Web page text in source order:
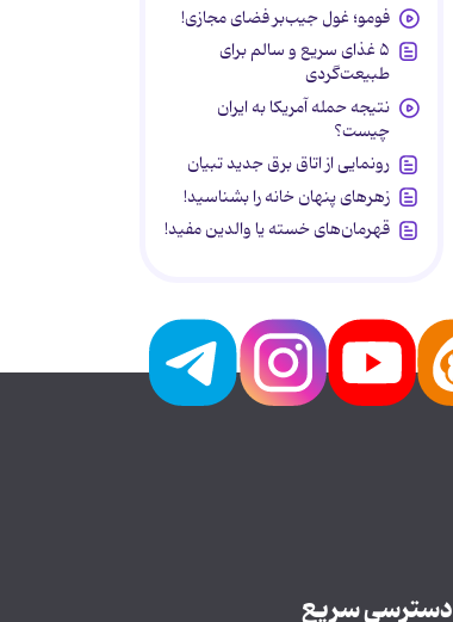
فومو؛ غول جیب‌بر فضای مجازی!
۵ غذای سریع و سالم برای
طبیعت‌گردی
نتیجه حمله آمریکا به ایران
چیست؟
رونمایی از اتاق برق جدید تبیان
زهرهای پنهان خانه را بشناسید!
قهرمان‌های خسته یا والدین مفید!
دسترسی سریع